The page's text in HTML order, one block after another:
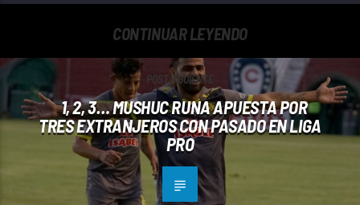
CONTINUAR LEYENDO
POST SIGUIENTE
1, 2, 3… MUSHUC RUNA APUESTA POR
TRES EXTRANJEROS CON PASADO EN LIGA
PRO